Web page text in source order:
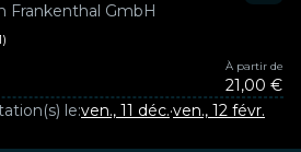
Frankenthal GmbH
À partir de
21,00 €
le:ven., 11 déc.·ven., 12 févr.